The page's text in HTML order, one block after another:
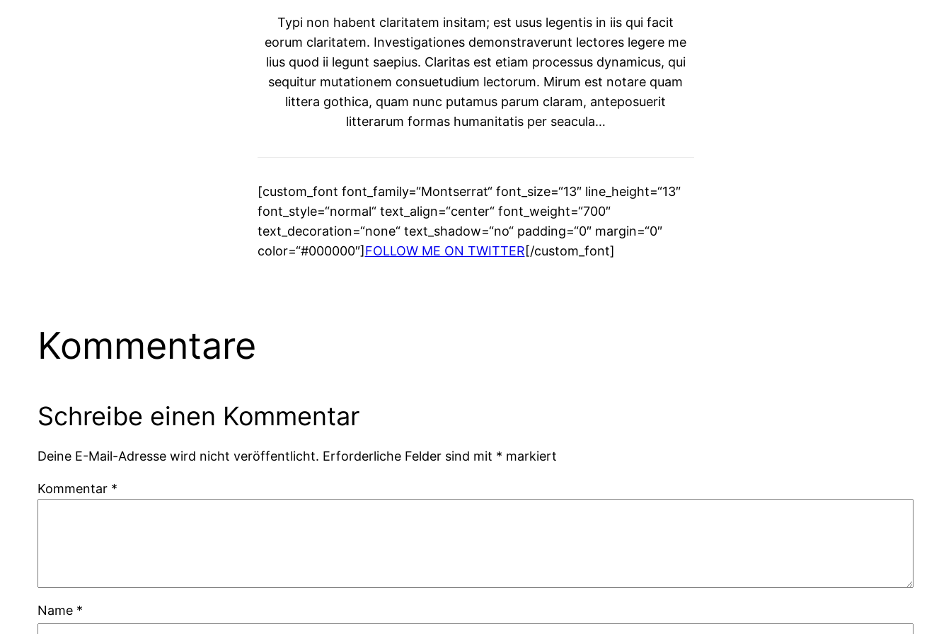
Typi non habent claritatem insitam; est usus legentis in iis qui facit
eorum claritatem. Investigationes demonstraverunt lectores legere me
lius quod ii legunt saepius. Claritas est etiam processus dynamicus, qui
sequitur mutationem consuetudium lectorum. Mirum est notare quam
littera gothica, quam nunc putamus parum claram, anteposuerit
litterarum formas humanitatis per seacula…
[custom_font font_family=“Montserrat“ font_size=“13″ line_height=“13″
font_style=“normal“ text_align=“center“ font_weight=“700″
text_decoration=“none“ text_shadow=“no“ padding=“0″ margin=“0″
color=“#000000″] FOLLOW ME ON TWITTER[/custom_font]
Kommentare
Schreibe einen Kommentar
Deine E-Mail-Adresse wird nicht veröffentlicht. Erforderliche Felder sind mit * markiert
Kommentar *
Name *